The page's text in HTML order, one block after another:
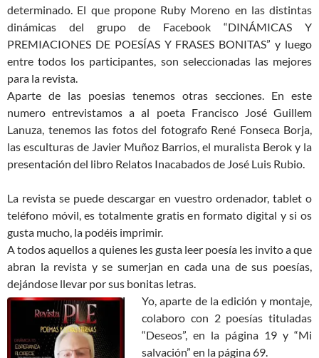
determinado. El que propone Ruby Moreno en las distintas
dinámicas del grupo de Facebook “DINÁMICAS Y
PREMIACIONES DE POESÍAS Y FRASES BONITAS” y luego
entre todos los participantes, son seleccionadas las mejores
para la revista.
Aparte de las poesias tenemos otras secciones. En este
numero entrevistamos a al poeta Francisco José Guillem
Lanuza, tenemos las fotos del fotografo René Fonseca Borja,
las esculturas de Javier Muñoz Barrios, el muralista Berok y la
presentación del libro Relatos Inacabados de José Luis Rubio.
La revista se puede descargar en vuestro ordenador, tablet o
teléfono móvil, es totalmente gratis en formato digital y si os
gusta mucho, la podéis imprimir.
A todos aquellos a quienes les gusta leer poesía les invito a que
abran la revista y se sumerjan en cada una de sus poesías,
dejándose llevar por sus bonitas letras.
Yo, aparte de la edición y montaje,
colaboro con 2 poesías tituladas
“Deseos”, en la página 19 y “Mi
salvación” en la página 69.